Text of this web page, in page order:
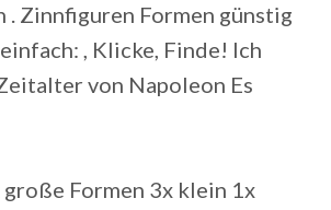
. Zinnfiguren Formen günstig
, Klicke, Finde! Ich
von Napoleon Es
Formen 3x klein 1x